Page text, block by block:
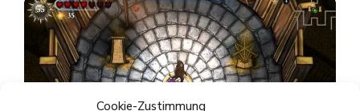
Cookie-Zustimmung